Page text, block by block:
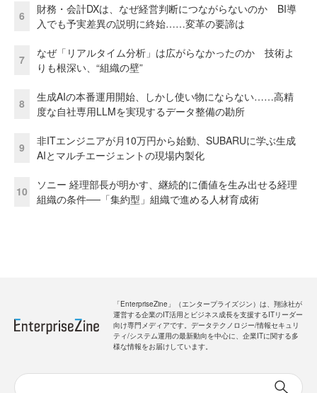
6
財務・会計DXは、なぜ経営判断につながらないのか BI導
入でも予実差異の説明に終始……変革の要諦は
7
なぜ「リアルタイム分析」は広がらなかったのか 技術よ
りも根深い、“組織の壁”
8
生成AIの本番運用開始、しかし使い物にならない……高精
度な自社専用LLMを実現するデータ整備の勘所
9
非ITエンジニアが月10万円から始動、SUBARUに学ぶ生成
AIとマルチエージェントの現場内製化
10
ソニー 経理部長が明かす、継続的に価値を生み出せる経理
組織の条件──「集約型」組織で進める人材育成術
「EnterpriseZine」（エンタープライズジン）は、翔泳社が
運営する企業のIT活用とビジネス成長を支援するITリーダー
向け専門メディアです。データテクノロジー/情報セキュリ
ティ/システム運用の最新動向を中心に、企業ITに関する多
様な情報をお届けしています。